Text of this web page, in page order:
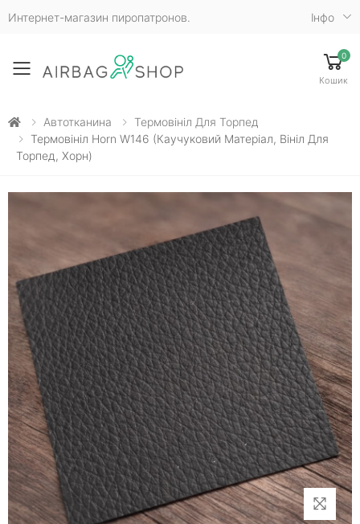
Интернет-магазин пиропатронов. Iнфо
Toggle mobile menu
0
Кошик
Автотканина
Термовініл Для Торпед
Термовініл Horn W146 (каучуковий Матеріал, Вініл Для
Торпед, Хорн)